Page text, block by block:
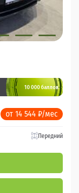
10 000 баллов
от 14 544 ₽/мес
Передний